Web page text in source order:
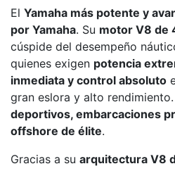
El Yamaha más potente y
por Yamaha. Su motor V8 de
cúspide del desempeño
quienes exigen potencia
inmediata y control absoluto
gran eslora y alto
deportivos, embarcaciones
offshore de élite.
Gracias a su arquitectura V8